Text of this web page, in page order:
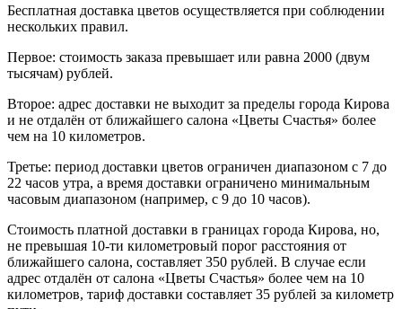
Бесплатная доставка цветов осуществляется при соблюдении
нескольких правил.
Первое: стоимость заказа превышает или равна 2000 (двум
тысячам) рублей.
Второе: адрес доставки не выходит за пределы города Кирова
и не отдалён от ближайшего салона «Цветы Счастья» более
чем на 10 километров.
Третье: период доставки цветов ограничен диапазоном с 7 до
22 часов утра, а время доставки ограничено минимальным
часовым диапазоном (например, с 9 до 10 часов).
Стоимость платной доставки в границах города Кирова, но,
не превышая 10-ти километровый порог расстояния от
ближайшего салона, составляет 350 рублей. В случае если
адрес отдалён от салона «Цветы Счастья» более чем на 10
километров, тариф доставки составляет 35 рублей за километр